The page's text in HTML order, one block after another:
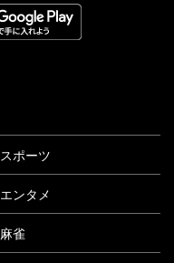
スポーツ
エンタメ
麻雀